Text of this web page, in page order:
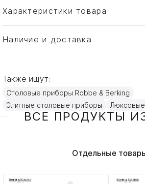
Характеристики товара
Бренд
Robbe &
Страна производителя
Наличие и доставка
Также ищут:
Столовые приборы Robbe & Berking
Элитные столовые приборы
ВСЕ ПРОДУКТЫ
Отдельные